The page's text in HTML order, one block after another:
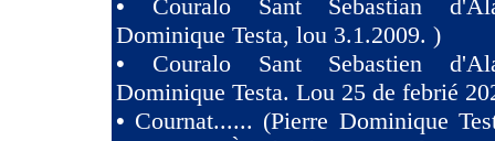
• Couralo Sant Sebastian
Dominique Testa, lou 3.1.2009. )
• Couralo Sant Sebastien
Dominique Testa. Lou 25 de febrié
• Cournat...... (Pierre Dominique